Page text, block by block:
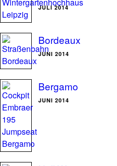
JULI 2014
Bordeaux
JUNI 2014
Bergamo
JUNI 2014